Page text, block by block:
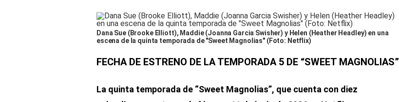
Dana Sue (Brooke Elliott), Maddie (Joanna Garcia Swisher) y Helen (Heather Headley) en una
escena de la quinta temporada de "Sweet Magnolias" (Foto: Netflix)
FECHA DE ESTRENO DE LA TEMPORADA 5 DE “SWEET MAGNOLIAS”
La quinta temporada de “Sweet Magnolias”, que cuenta con diez